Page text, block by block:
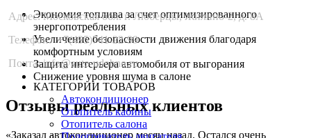
Экономия топлива за счет оптимизированного
энергопотребления
Увеличение безопасности движения благодаря
комфортным условиям
Защита интерьера автомобиля от выгорания
Снижение уровня шума в салоне
Отзывы реальных клиентов
«Заказал автокондиционер месяц назад. Остался очень
Адрес: Московская обл. г. Люберцы, Жилино-2, д. 8A
Телефон:+7(495)741-22-99
Почта: info@auto-udobno.ru
КАТЕГОРИИ ТОВАРОВ
Автокондиционер
Отопитель кабины
Отопитель салона